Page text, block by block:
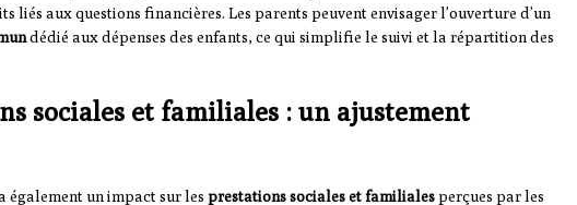
liés aux questions financières. Les parents peuvent envisager l’ouverture d’un
dédié aux dépenses des enfants, ce qui simplifie le suivi et la répartition des
sociales et familiales : un ajustement
également un impact sur les prestations sociales et familialesperçues par les